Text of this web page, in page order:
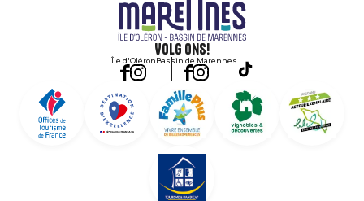
Volg ons!
Île d'OléronBassin de Marennes